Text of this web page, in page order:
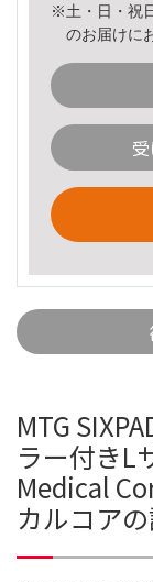
※土・日・祝
のお届けに
MTG
ラー付きL
Medical
カルコア